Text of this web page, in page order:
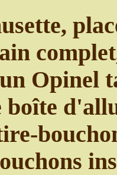
Opinel
boîte